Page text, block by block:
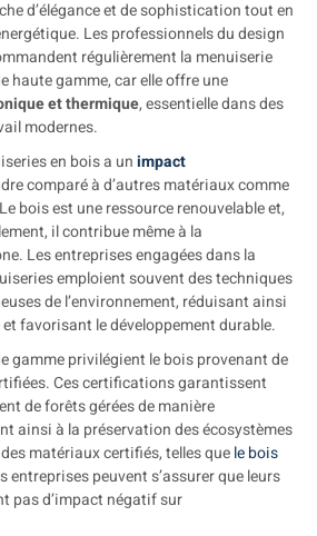
d’élégance et de sophistication tout en
Les professionnels du design
régulièrement la menuiserie
haute gamme, car elle offre une
et thermique, essentielle dans des
modernes.
en bois a unimpact
comparé à d’autres matériaux comme
bois est une ressource renouvelable et,
il contribue même à la
Les entreprises engagées dans la
emploient souvent des techniques
de l’environnement, réduisant ainsi
favorisant le développement durable.
gamme privilégient le bois provenant de
Ces certifications garantissent
de forêts gérées de manière
ainsi à la préservation des écosystèmes
matériaux certifiés, telles quele bois
entreprises peuvent s’assurer que leurs
pas d’impact négatif sur